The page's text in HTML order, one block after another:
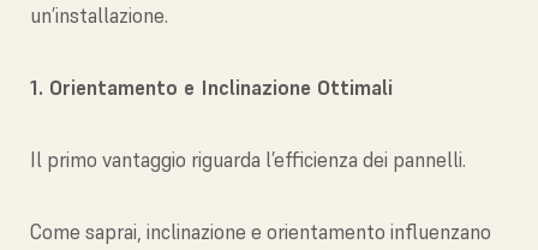
un’installazione.
1. Orientamento e Inclinazione Ottimali
Il primo vantaggio riguarda l’efficienza dei pannelli.
Come saprai, inclinazione e orientamento influenzano